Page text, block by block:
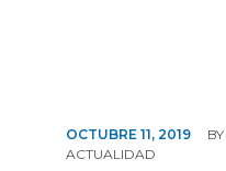
OCTUBRE 11, 2019 BY
ACTUALIDAD